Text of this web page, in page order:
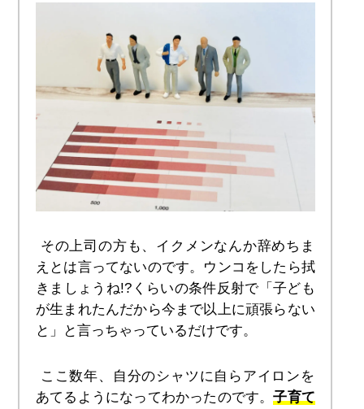
えとは言ってないのです。ウンコをしたら拭
きましょうね!?くらいの条件反射で「子ども
が生まれたんだから今まで以上に頑張らない
と」と言っちゃっているだけです。
あてるようになってわかったのです。子育て